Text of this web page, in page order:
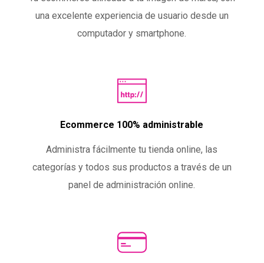
una excelente experiencia de usuario desde un
computador y smartphone.
Ecommerce 100% administrable
Administra fácilmente tu tienda online, las
categorías y todos sus productos a través de un
panel de administración online.